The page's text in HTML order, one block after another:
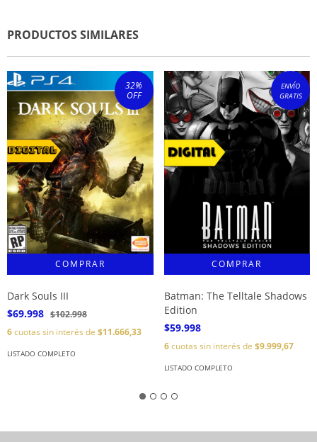
PRODUCTOS SIMILARES
32%
OFF
Dark Souls III
$69.998 $102.998
6cuotas sin interés de $11.666,33
LISTADO COMPLETO
ENVÍO
GRATIS
Batman: The Telltale Shadows
Edition
$59.998
6cuotas sin interés de $9.999,67
LISTADO COMPLETO